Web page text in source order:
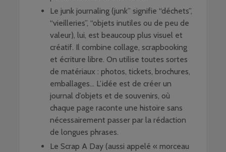
Le junk journaling (junk” signifie “déchets”,
“vieilleries”, “objets inutiles ou de peu de
valeur), lui, est beaucoup plus visuel et
créatif. Il combine collage, scrapbooking
et écriture libre. On utilise toutes sortes
de matériaux : photos, tickets, brochures,
emballages… L’idée est de créer un
journal d’objets et de souvenirs, où
chaque page raconte une histoire sans
nécessairement passer par la rédaction
de longues phrases.
Le Scrap A Day (aussi appelé « morceau